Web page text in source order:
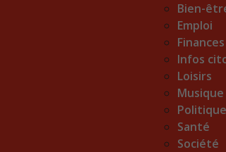
Bien-
Emploi
Finances
Infos
Loisirs
Musique
Politique
Santé
Société